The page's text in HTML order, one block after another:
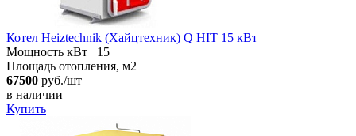
Котел Heiztechnik (Хайцтехник) Q HIT 15 кВт
Мощность кВт
15
Площадь отопления, м2
67500 руб./шт
в наличии
Купить